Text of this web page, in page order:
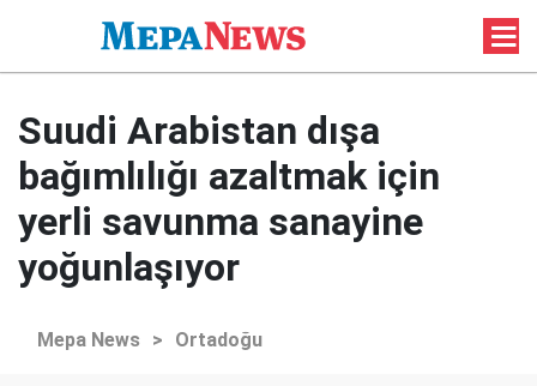
Suudi Arabistan dışa
bağımlılığı azaltmak için
yerli savunma sanayine
yoğunlaşıyor
Mepa News > Ortadoğu